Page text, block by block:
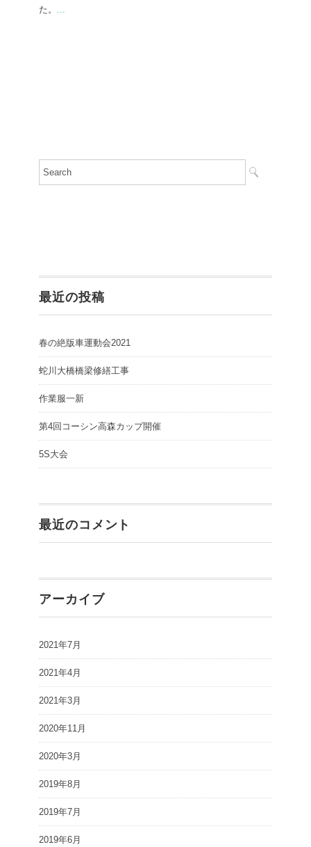
た。 ...
最近の投稿
春の絶版車運動会2021
蛇川大橋橋梁修繕工事
作業服一新
第4回コーシン高森カップ開催
5S大会
最近のコメント
アーカイブ
2021年7月
2021年4月
2021年3月
2020年11月
2020年3月
2019年8月
2019年7月
2019年6月